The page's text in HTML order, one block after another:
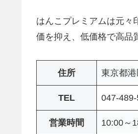
はんこプレミアムは元々
価を抑え、低価格で高品
住所 東京都
TEL 047-
営業時間 10:00～